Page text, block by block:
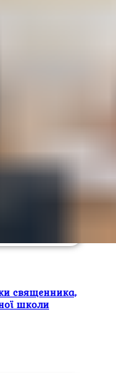
священника,
школи